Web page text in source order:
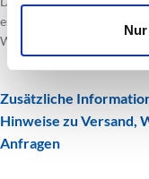
es eine meiner
Widmung.
Zusätzliche
Hinweise zu Versand,
Anfragen